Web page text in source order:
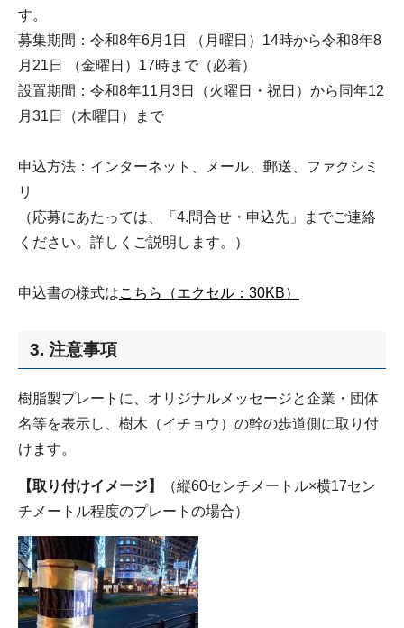
す。
募集期間：令和8年6月1日 （月曜日）14時から令和8年8
月21日 （金曜日）17時まで（必着）
設置期間：令和8年11月3日（火曜日・祝日）から同年12
月31日（木曜日）まで
申込方法：インターネット、メール、郵送、ファクシミ
リ
（応募にあたっては、「4.問合せ・申込先」までご連絡
ください。詳しくご説明します。）
申込書の様式はこちら（エクセル：30KB）
3. 注意事項
樹脂製プレートに、オリジナルメッセージと企業・団体
名等を表示し、樹木（イチョウ）の幹の歩道側に取り付
けます。
【取り付けイメージ】
（縦60センチメートル×横17セン
チメートル程度のプレートの場合）